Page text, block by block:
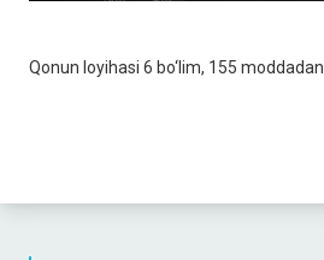
Qonun loyihasi 6 bo‘lim, 155 moddadan